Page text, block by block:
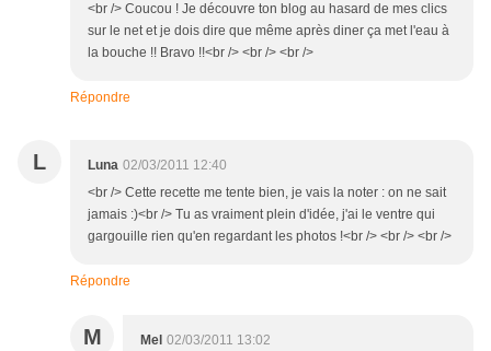
<br /> Coucou ! Je découvre ton blog au hasard de mes clics
sur le net et je dois dire que même après diner ça met l'eau à
la bouche !! Bravo !!<br /> <br /> <br />
Répondre
L Luna 02/03/2011 12:40
<br /> Cette recette me tente bien, je vais la noter : on ne sait
jamais :)<br /> Tu as vraiment plein d'idée, j'ai le ventre qui
gargouille rien qu'en regardant les photos !<br /> <br /> <br />
Répondre
M Mel 02/03/2011 13:02